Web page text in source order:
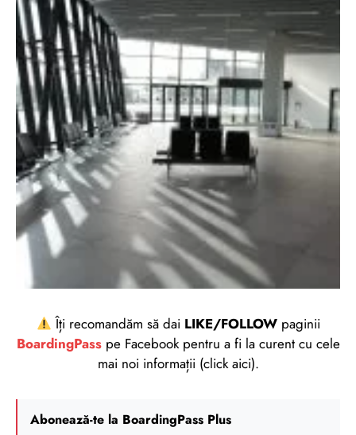
Îți recomandăm să dai LIKE/FOLLOWpaginii
BoardingPasspe Facebook pentru a fi la curent cu cele
mai noi informații (click aici).
Abonează-te la BoardingPass Plus